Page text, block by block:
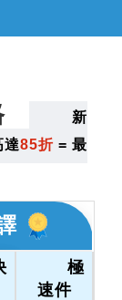
新
達85折 = 最
極
速件